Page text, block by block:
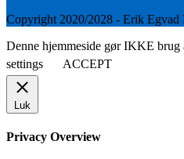
Copyright 2020/2028 - Erik Egvad
Denne hjemmeside gør IKKE brug
settings
ACCEPT
Luk
Privacy Overview